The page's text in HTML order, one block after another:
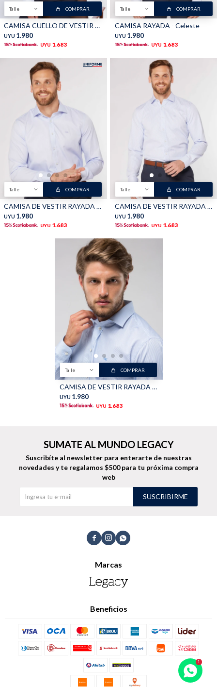
Talle COMPRAR
CAMISA CUELLO DE VESTIR LISA - Blanco
UYU 1.980
UYU 1.683
Talle COMPRAR
CAMISA RAYADA - Celeste
UYU 1.980
UYU 1.683
Talle COMPRAR
CAMISA DE VESTIR RAYADA - Celeste
UYU 1.980
UYU 1.683
Talle COMPRAR
CAMISA DE VESTIR RAYADA - Azul
UYU 1.980
UYU 1.683
Talle COMPRAR
CAMISA DE VESTIR RAYADA - Celeste
UYU 1.980
UYU 1.683
  
Marcas
Beneficios
SUMATE AL MUNDO LEGACY
Suscribíte al newsletter para enterarte de nuestras
novedades y te regalamos $500 para tu próxima compra
web
SUSCRIBIRME